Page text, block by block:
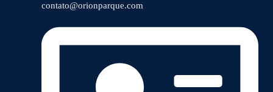
contato@orionparque.com